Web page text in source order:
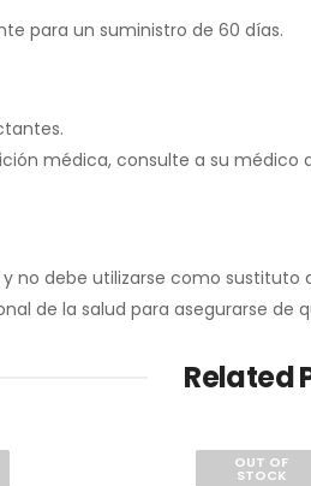
para un suministro de 60 días.
médica, consulte a su médico
debe utilizarse como
de la salud para asegurarse de
Related
OUT OF
STOCK